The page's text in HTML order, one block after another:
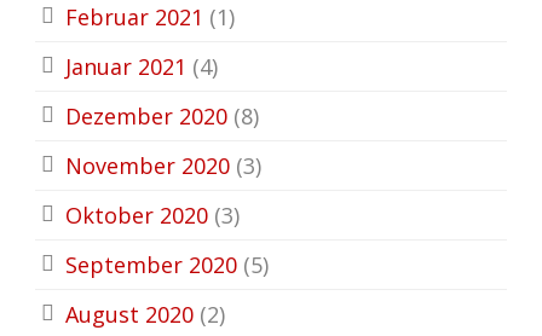
Februar 2021 (1)
Januar 2021 (4)
Dezember 2020 (8)
November 2020 (3)
Oktober 2020 (3)
September 2020 (5)
August 2020 (2)